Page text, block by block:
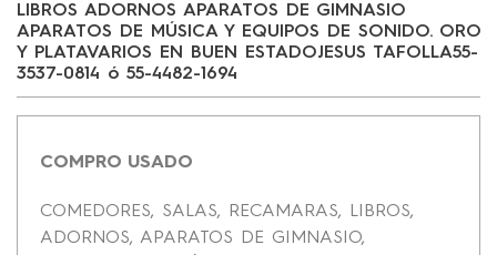
LIBROS ADORNOS APARATOS DE GIMNASIO
APARATOS DE MÚSICA Y EQUIPOS DE SONIDO. ORO
Y PLATAVARIOS EN BUEN ESTADOJESUS TAFOLLA55-
3537-0814 ó 55-4482-1694
COMPRO USADO
COMEDORES, SALAS, RECAMARAS, LIBROS,
ADORNOS, APARATOS DE GIMNASIO,